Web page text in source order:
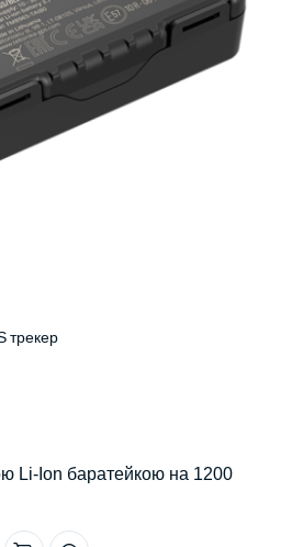
трекер
Li-Ion баратейкою на 1200